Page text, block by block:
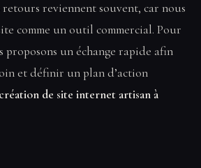
retours reviennent souvent, car nous
comme un outil commercial. Pour
proposons un échange rapide afin
et définir un plan d’action
création de site internet artisan à